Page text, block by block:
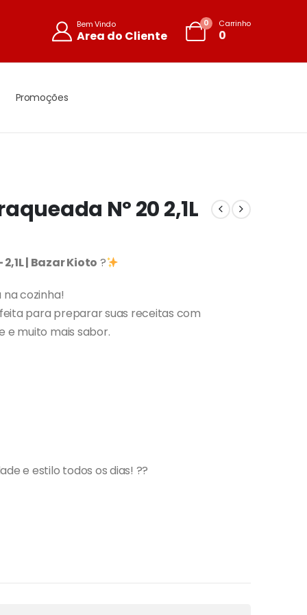
Bem Vindo
Area do Cliente
0 Carrinho
0
Promoções
Nº 20 2,1L
| Bazar Kioto ?
cozinha!
para preparar suas receitas com
e muito mais sabor.
e estilo todos os dias! ??